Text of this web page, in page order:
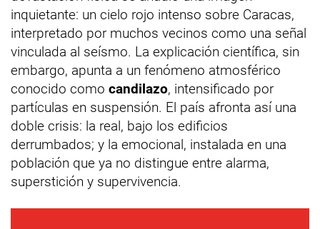
inquietante: un cielo rojo intenso sobre Caracas,
interpretado por muchos vecinos como una señal
vinculada al seísmo. La explicación científica, sin
embargo, apunta a un fenómeno atmosférico
conocido como candilazo, intensificado por
partículas en suspensión. El país afronta así una
doble crisis: la real, bajo los edificios
derrumbados; y la emocional, instalada en una
población que ya no distingue entre alarma,
superstición y supervivencia.